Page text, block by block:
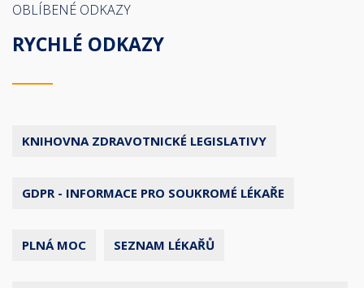
OBLÍBENÉ ODKAZY
RYCHLÉ ODKAZY
KNIHOVNA ZDRAVOTNICKÉ LEGISLATIVY
GDPR - INFORMACE PRO SOUKROMÉ LÉKAŘE
PLNÁ MOC SEZNAM LÉKAŘŮ